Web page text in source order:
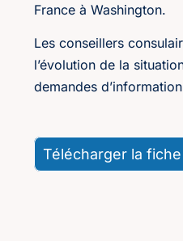
France à Washington.
Les conseillers
l’évolution de la
demandes
Télécharger la fiche